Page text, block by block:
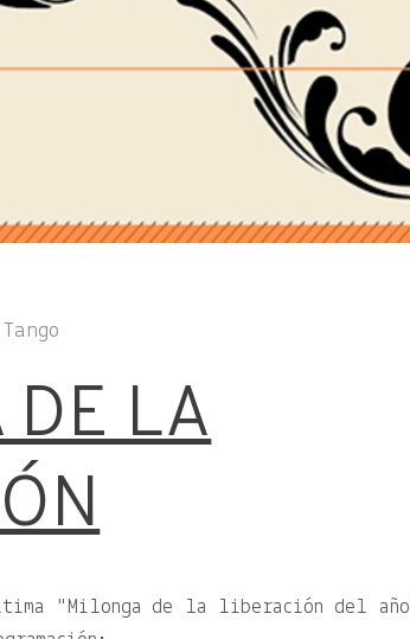
DE LA
Milonga de la liberación del año